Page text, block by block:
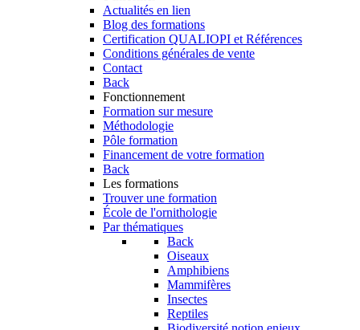
Actualités en lien
Blog des formations
Certification QUALIOPI et Références
Conditions générales de vente
Contact
Back
Fonctionnement
Formation sur mesure
Méthodologie
Pôle formation
Financement de votre formation
Back
Les formations
Trouver une formation
École de l'ornithologie
Par thématiques
Back
Oiseaux
Amphibiens
Mammifères
Insectes
Reptiles